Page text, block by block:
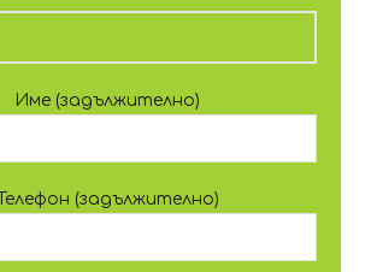
Име (задължително)
Телефон (задължително)